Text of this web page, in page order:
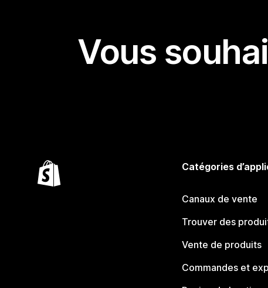
Vous
Catégories
Canaux de vente
Trouver des
Vente de produits
Commandes et